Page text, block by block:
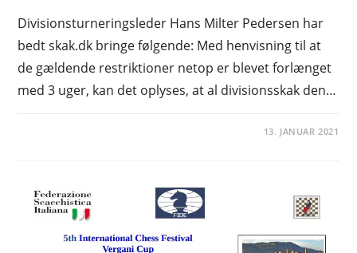
Divisionsturneringsleder Hans Milter Pedersen har
bedt skak.dk bringe følgende: Med henvisning til at
de gældende restriktioner netop er blevet forlænget
med 3 uger, kan det oplyses, at al divisionsskak den…
13. JANUAR 2021